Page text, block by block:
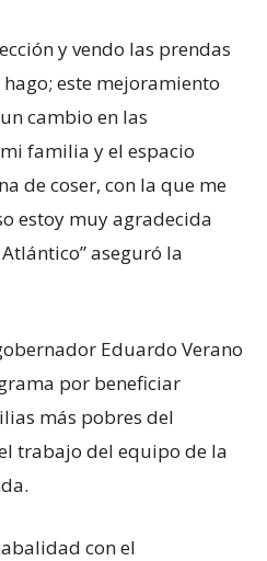
y vendo las prendas
este mejoramiento
cambio en las
familia y el espacio
de coser, con la que me
estoy muy agradecida
aseguró la
Eduardo Verano
por beneficiar
más pobres del
trabajo del equipo de la
con el